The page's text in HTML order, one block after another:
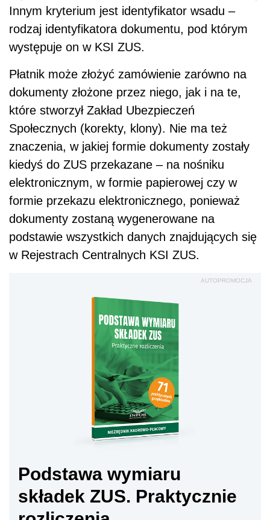
Innym kryterium jest identyfikator wsadu –
rodzaj identyfikatora dokumentu, pod którym
występuje on w KSI ZUS.
Płatnik może złożyć zamówienie zarówno na
dokumenty złożone przez niego, jak i na te,
które stworzył Zakład Ubezpieczeń
Społecznych (korekty, klony). Nie ma też
znaczenia, w jakiej formie dokumenty zostały
kiedyś do ZUS przekazane – na nośniku
elektronicznym, w formie papierowej czy w
formie przekazu elektronicznego, ponieważ
dokumenty zostaną wygenerowane na
podstawie wszystkich danych znajdujących się
w Rejestrach Centralnych KSI ZUS.
AUTOPROMOCJA
Podstawa wymiaru
składek ZUS. Praktycznie